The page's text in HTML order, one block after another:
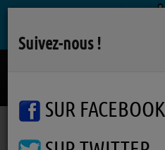
Photos
Suivez-nous !
SUR FACEBOOK